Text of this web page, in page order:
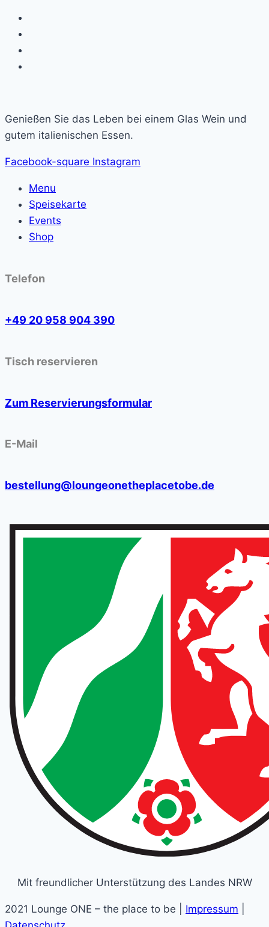
Genießen Sie das Leben bei einem Glas Wein und
gutem italienischen Essen.
Facebook-square Instagram
Menu
Speisekarte
Events
Shop
Telefon
+49 20 958 904 390
Tisch reservieren
Zum Reservierungsformular
E-Mail
bestellung@loungeonetheplacetobe.de
Mit freundlicher Unterstützung des Landes NRW
2021 Lounge ONE – the place to be | Impressum